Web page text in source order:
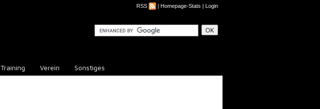
RSS | Homepage-Stats | Login
Training Verein Sonstiges